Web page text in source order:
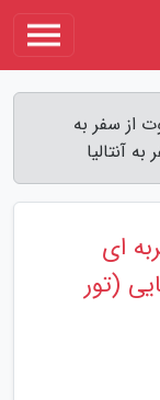
از سفر به
آنتالیا
ای
(تور